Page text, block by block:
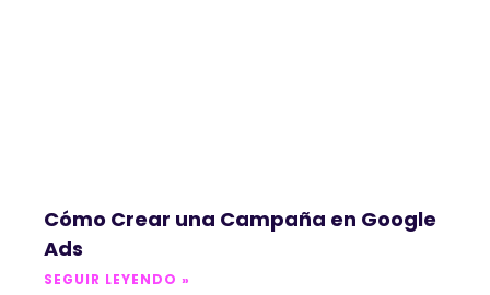
Cómo Crear una Campaña en Google
Ads
SEGUIR LEYENDO »